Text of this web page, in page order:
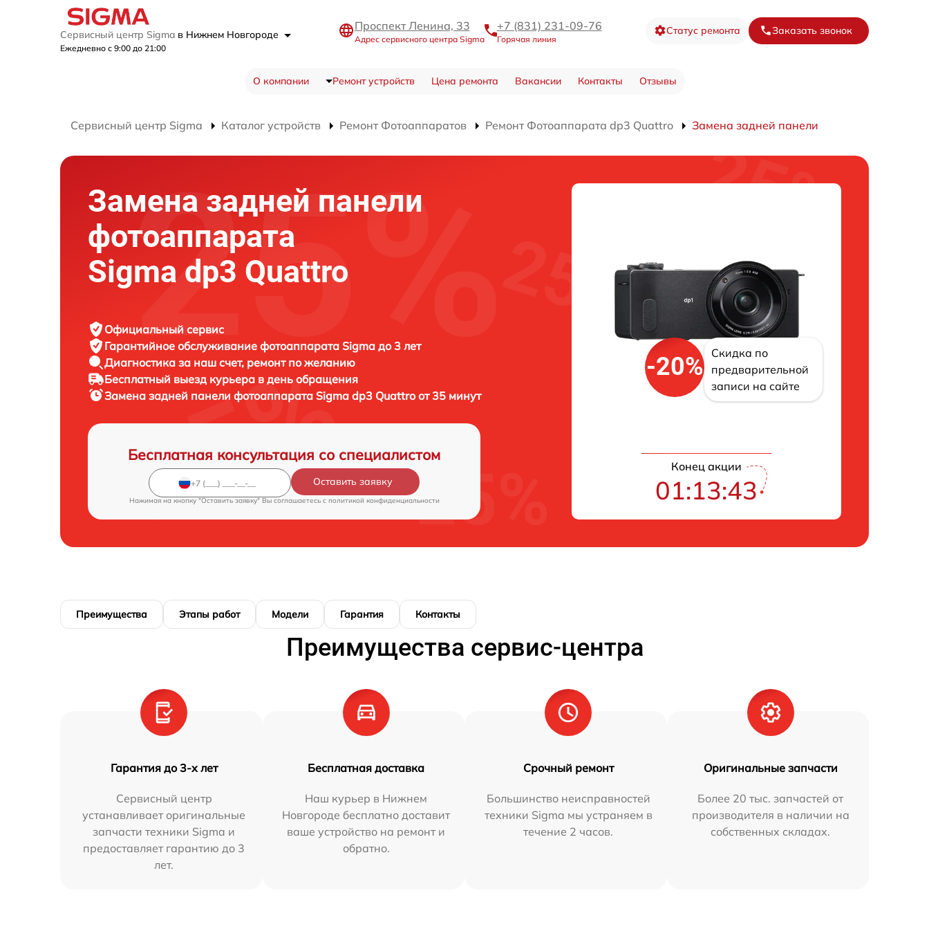
Сервисный центр Sigma в Нижнем Новгороде
Ежедневно с 9:00 до 21:00
Проспект Ленина, 33
Адрес сервисного центра Sigma
+7 (831) 231-09-76
Горячая линия
Статус ремонта Заказать звонок
О компании Ремонт устройств Цена ремонта Вакансии Контакты Отзывы
Сервисный центр Sigma Каталог устройств Ремонт Фотоаппаратов Ремонт Фотоаппарата dp3 Quattro Замена задней панели
Замена задней панели
фотоаппарата
Sigma dp3 Quattro
Официальный сервис
Гарантийное обслуживание фотоаппарата Sigma до 3 лет
Диагностика за наш счет, ремонт по желанию
Бесплатный выезд курьера в день обращения
Замена задней панели фотоаппарата Sigma dp3 Quattro от 35 минут
Бесплатная консультация со специалистом
Оставить заявку
Нажимая на кнопку "Оставить заявку" Вы соглашаетесь c политикой конфиденциальности
-20%
Скидка по
предварительной
записи на сайте
Конец акции
01:13:43
Преимущества Этапы работ Модели Гарантия Контакты
Преимущества сервис-центра
Гарантия до 3-х лет
Сервисный центр
устанавливает оригинальные
запчасти техники Sigma и
предоставляет гарантию до 3
лет.
Бесплатная доставка
Наш курьер в Нижнем
Новгороде бесплатно доставит
ваше устройство на ремонт и
обратно.
Срочный ремонт
Большинство неисправностей
техники Sigma мы устраняем в
течение 2 часов.
Оригинальные запчасти
Более 20 тыс. запчастей от
производителя в наличии на
собственных складах.